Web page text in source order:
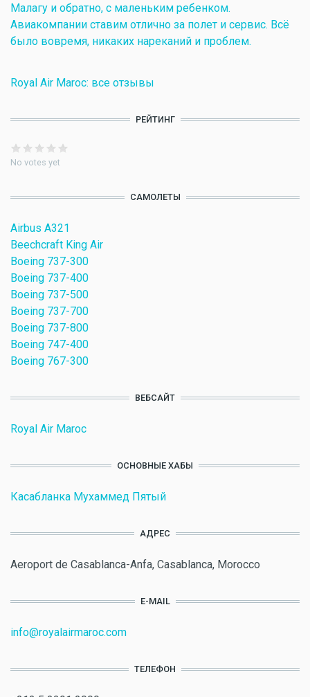
Малагу и обратно, с маленьким ребенком.
Авиакомпании ставим отлично за полет и сервис. Всё
было вовремя, никаких нареканий и проблем.
Royal Air Maroc: все отзывы
РЕЙТИНГ
No votes yet
САМОЛЕТЫ
Airbus A321
Beechcraft King Air
Boeing 737-300
Boeing 737-400
Boeing 737-500
Boeing 737-700
Boeing 737-800
Boeing 747-400
Boeing 767-300
ВЕБСАЙТ
Royal Air Maroc
ОСНОВНЫЕ ХАБЫ
Касабланка Мухаммед Пятый
АДРЕС
Aeroport de Casablanca-Anfa, Casablanca, Morocco
E-MAIL
info@royalairmaroc.com
ТЕЛЕФОН